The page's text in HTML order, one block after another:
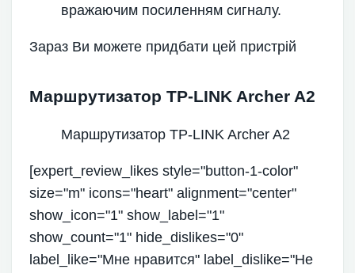
вражаючим посиленням сигналу.
Зараз Ви можете придбати цей пристрій
Маршрутизатор TP-LINK Archer A2
Маршрутизатор TP-LINK Archer A2
[expert_review_likes style="button-1-color"
size="m" icons="heart" alignment="center"
show_icon="1" show_label="1"
show_count="1" hide_dislikes="0"
label_like="Мне нравится" label_dislike="Не